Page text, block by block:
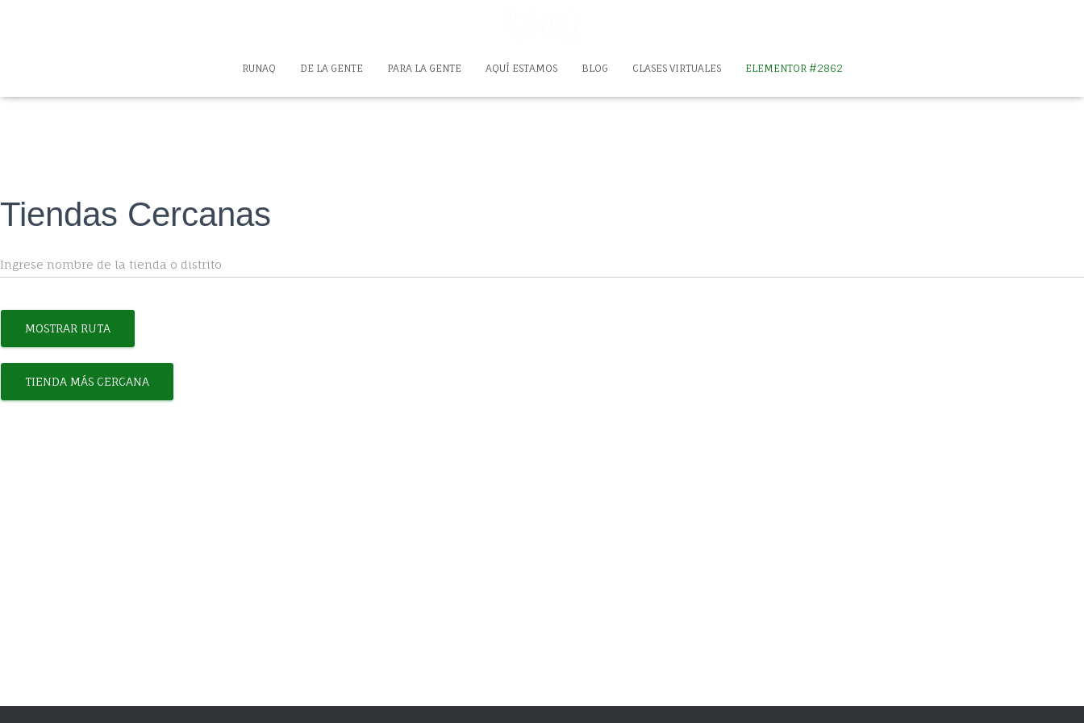
RUNAQ DE LA GENTE PARA LA GENTE AQUÍ ESTAMOS BLOG CLASES VIRTUALES ELEMENTOR #2862
Tiendas Cercanas
MOSTRAR RUTA
TIENDA MÁS CERCANA